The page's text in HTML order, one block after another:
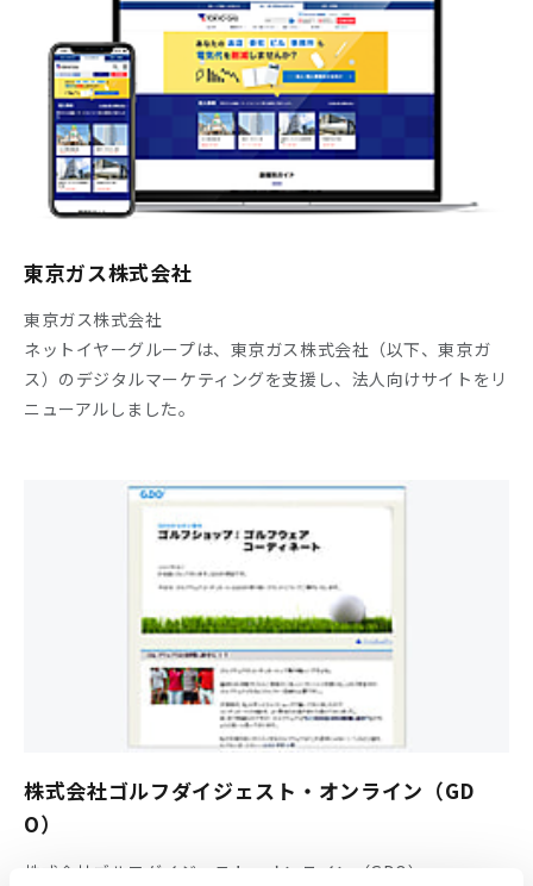
東京ガス株式会社
東京ガス株式会社
ネットイヤーグループは、東京ガス株式会社（以下、東京ガ
ス）のデジタルマーケティングを支援し、法人向けサイトをリ
ニューアルしました。
株式会社ゴルフダイジェスト・オンライン（GD
O）
株式会社ゴルフダイジェスト・オンライン（GDO）